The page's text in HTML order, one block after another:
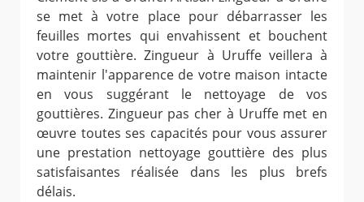
se met à votre place pour débarrasser les
feuilles mortes qui envahissent et bouchent
votre gouttière. Zingueur à Uruffe veillera à
maintenir l'apparence de votre maison intacte
en vous suggérant le nettoyage de vos
gouttières. Zingueur pas cher à Uruffe met en
œuvre toutes ses capacités pour vous assurer
une prestation nettoyage gouttière des plus
satisfaisantes réalisée dans les plus brefs
délais.